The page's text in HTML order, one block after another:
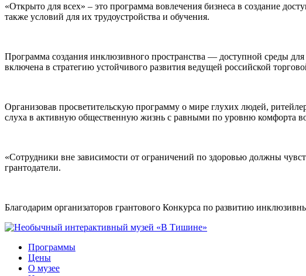
«Открыто для всех» – это программа вовлечения бизнеса в создание
также условий для их трудоустройства и обучения.
Программа создания инклюзивного пространства — доступной среды
включена в стратегию устойчивого развития ведущей российской
Организовав просветительскую программу о мире глухих людей,
слуха в активную общественную жизнь с равными по уровню комфорта
«Сотрудники вне зависимости от ограничений по здоровью должны
грантодатели.
Благодарим организаторов грантового Конкурса по развитию
Программы
Цены
О музее